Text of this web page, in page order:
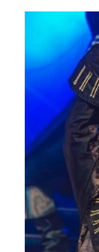
12 ноября 13:00